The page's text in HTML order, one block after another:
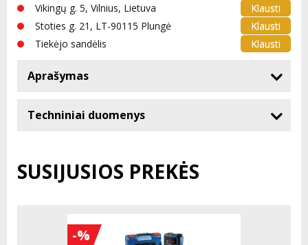
Vikingų g. 5, Vilnius, Lietuva
Klausti
Stoties g. 21, LT-90115 Plungė
Klausti
Tiekėjo sandėlis
Klausti
Aprašymas
Techniniai duomenys
SUSIJUSIOS PREKĖS
-%